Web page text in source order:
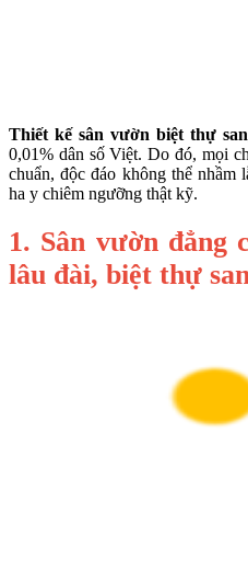
Thiết kế sân vườn biệt thự
0,01% dân số Việt. Do đó, mọi
chuẩn, độc đáo không thể nhầm
ha y chiêm ngưỡng thật kỹ.
1. Sân vườn đẳng
lâu đài, biệt thự